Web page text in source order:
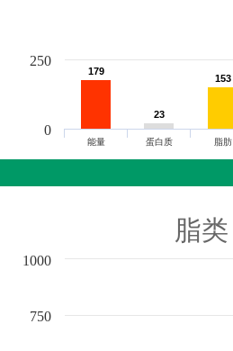
179
179
23
23
153
153
能量 蛋白质 脂肪
0
250
脂类
750
1000